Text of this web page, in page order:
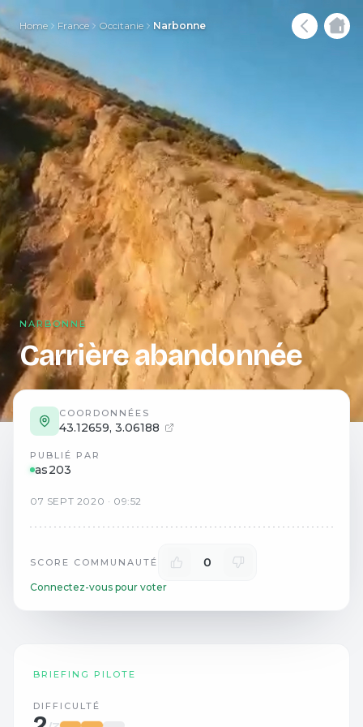
Home France Occitanie Narbonne
NARBONNE
Carrière abandonnée
COORDONNÉES
43.12659, 3.06188
PUBLIÉ PAR
as203
07 SEPT 2020 · 09:52
SCORE COMMUNAUTÉ 0
Connectez-vous pour voter
BRIEFING PILOTE
DIFFICULTÉ